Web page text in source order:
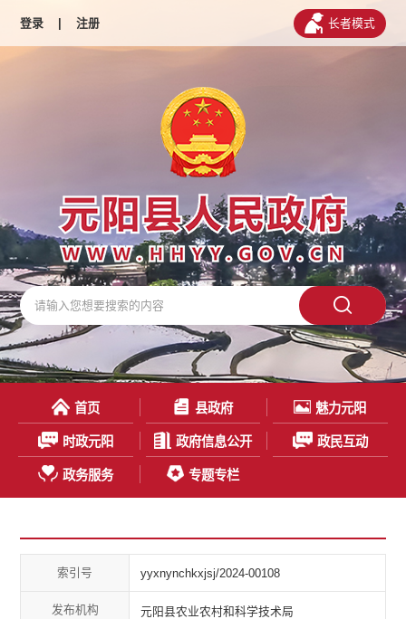
登录 | 注册 长者模式
首页 县政府 魅力元阳
时政元阳 政府信息公开 政民互动
政务服务 专题专栏
索引号 yyxnynchkxjsj/2024-00108
发布机构 元阳县农业农村和科学技术局